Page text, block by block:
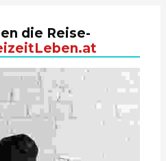
die Reise-